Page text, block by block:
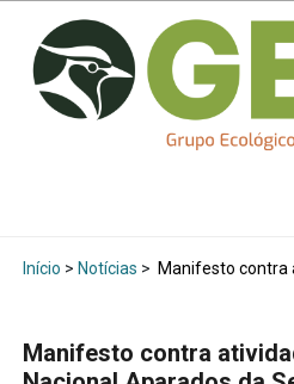
Início > Notícias > Manifesto contra
Manifesto contra